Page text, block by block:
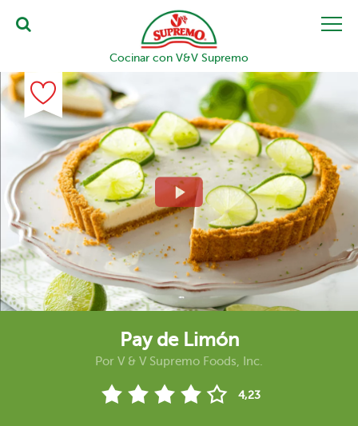
Cocinar con V&V Supremo
Pay de Limón
Por V & V Supremo Foods, Inc.
4,23